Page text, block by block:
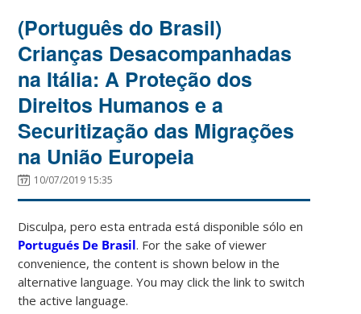
(Português do Brasil)
Crianças Desacompanhadas
na Itália: A Proteção dos
Direitos Humanos e a
Securitização das Migrações
na União Europeia
10/07/2019 15:35
Disculpa, pero esta entrada está disponible sólo en
Portugués De Brasil. For the sake of viewer
convenience, the content is shown below in the
alternative language. You may click the link to switch
the active language.